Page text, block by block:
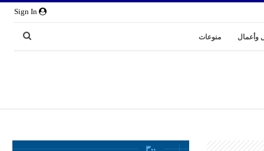
وأعمال منوعات